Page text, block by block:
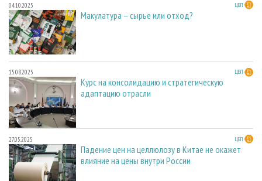
04.10.2025 ЦБП
Макулатура – сырье или отход?
15.08.2025 ЦБП
Курс на консолидацию и стратегическую
адаптацию отрасли
27.05.2025 ЦБП
Падение цен на целлюлозу в Китае не окажет
влияние на цены внутри России